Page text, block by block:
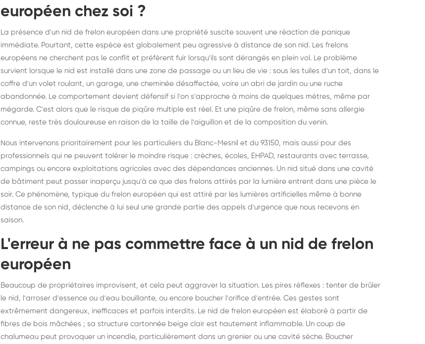
Destruction de nid de
frelons : intervention
rapide partout en France
Destruction de nid de
frelons asiatiques :
intervention partout en
France
européen chez soi ?
La présence d'un nid de frelon européen dans une propriété suscite souvent une réaction de panique
immédiate. Pourtant, cette espèce est globalement peu agressive à distance de son nid. Les frelons
européens ne cherchent pas le conflit et préfèrent fuir lorsqu'ils sont dérangés en plein vol. Le problème
survient lorsque le nid est installé dans une zone de passage ou un lieu de vie : sous les tuiles d'un toit, dans le
coffre d'un volet roulant, un garage, une cheminée désaffectée, voire un abri de jardin ou une ruche
abandonnée. Le comportement devient défensif si l'on s'approche à moins de quelques mètres, même par
mégarde. C'est alors que le risque de piqûre multiple est réel. Et une piqûre de frelon, même sans allergie
connue, reste très douloureuse en raison de la taille de l'aiguillon et de la composition du venin.
Nous intervenons prioritairement pour les particuliers du Blanc-Mesnil et du 93150, mais aussi pour des
professionnels qui ne peuvent tolérer le moindre risque : crèches, écoles, EHPAD, restaurants avec terrasse,
campings ou encore exploitations agricoles avec des dépendances anciennes. Un nid situé dans une cavité
de bâtiment peut passer inaperçu jusqu'à ce que des frelons attirés par la lumière entrent dans une pièce le
soir. Ce phénomène, typique du frelon européen qui est attiré par les lumières artificielles même à bonne
distance de son nid, déclenche à lui seul une grande partie des appels d'urgence que nous recevons en
saison.
L'erreur à ne pas commettre face à un nid de frelon
européen
Beaucoup de propriétaires improvisent, et cela peut aggraver la situation. Les pires réflexes : tenter de brûler
le nid, l'arroser d'essence ou d'eau bouillante, ou encore boucher l'orifice d'entrée. Ces gestes sont
extrêmement dangereux, inefficaces et parfois interdits. Le nid de frelon européen est élaboré à partir de
fibres de bois mâchées ; sa structure cartonnée beige clair est hautement inflammable. Un coup de
chalumeau peut provoquer un incendie, particulièrement dans un grenier ou une cavité sèche. Boucher